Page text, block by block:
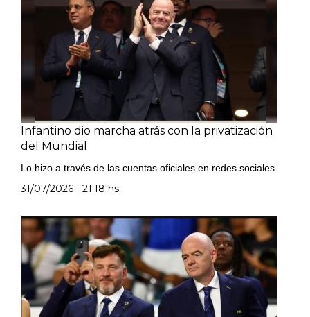
Infantino dio marcha atrás con la privatización
del Mundial
Lo hizo a través de las cuentas oficiales en redes sociales.
31/07/2026 - 21:18 hs.